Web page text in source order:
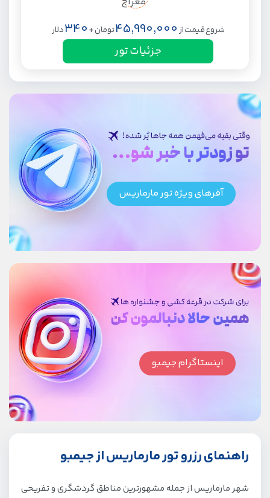
شروع قیمت از45,990,000تومان+
340دلار
جزئیات تور
آفرهای ویژه تور مارماریس
اینستاگرام جیمبو
راهنمای رزرو تور مارماریس از جیمبو
شهر مارماریس از جمله مشهورترین مناطق گردشگری و تفریحی